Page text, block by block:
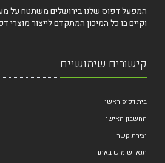
וקיים בו כל המיכון המתקדם לייצור מוצרי
קישורים שימושיים
בית דפוס ראשי
החשבון האישי
יצירת קשר
תנאי שימוש באתר